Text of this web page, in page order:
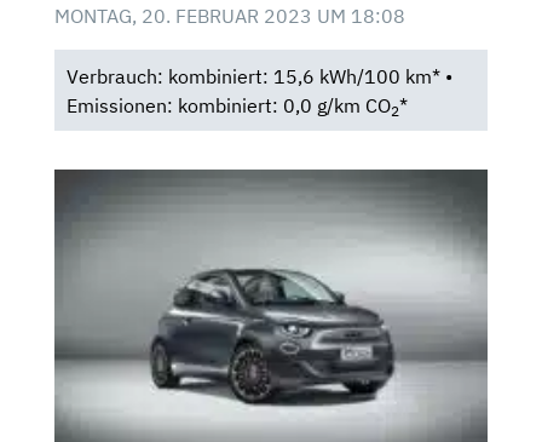
MONTAG, 20. FEBRUAR 2023 UM 18:08
Verbrauch: kombiniert: 15,6 kWh/100 km* •
Emissionen: kombiniert: 0,0 g/km CO2*